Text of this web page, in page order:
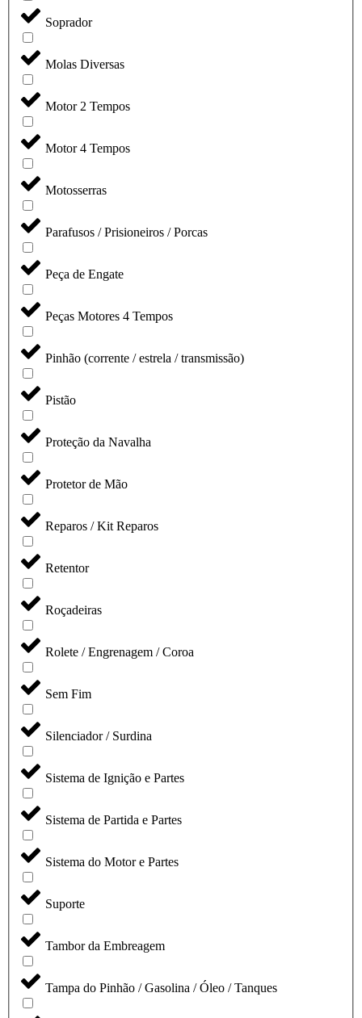
Soprador
Molas Diversas
Motor 2 Tempos
Motor 4 Tempos
Motosserras
Parafusos / Prisioneiros / Porcas
Peça de Engate
Peças Motores 4 Tempos
Pinhão (corrente / estrela / transmissão)
Pistão
Proteção da Navalha
Protetor de Mão
Reparos / Kit Reparos
Retentor
Roçadeiras
Rolete / Engrenagem / Coroa
Sem Fim
Silenciador / Surdina
Sistema de Ignição e Partes
Sistema de Partida e Partes
Sistema do Motor e Partes
Suporte
Tambor da Embreagem
Tampa do Pinhão / Gasolina / Óleo / Tanques